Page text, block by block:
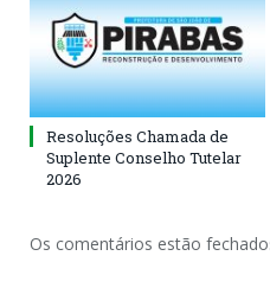
Resoluções Chamada de
Suplente Conselho Tutelar
2026
Os comentários estão